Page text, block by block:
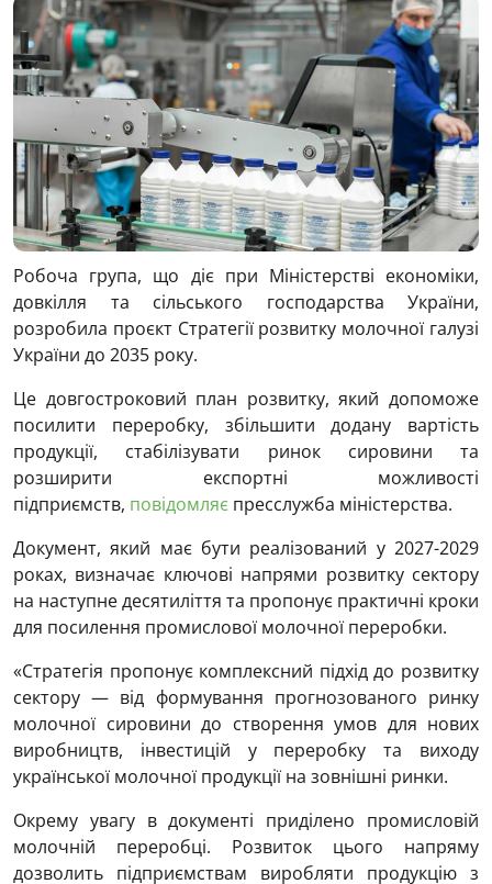
Робоча група, що діє при Міністерстві економіки,
довкілля та сільського господарства України,
розробила проєкт Стратегії розвитку молочної галузі
України до 2035 року.
Це довгостроковий план розвитку, який допоможе
посилити переробку, збільшити додану вартість
продукції, стабілізувати ринок сировини та
розширити експортні можливості
підприємств, повідомляє пресслужба міністерства.
Документ, який має бути реалізований у 2027-2029
роках, визначає ключові напрями розвитку сектору
на наступне десятиліття та пропонує практичні кроки
для посилення промислової молочної переробки.
«Стратегія пропонує комплексний підхід до розвитку
сектору — від формування прогнозованого ринку
молочної сировини до створення умов для нових
виробництв, інвестицій у переробку та виходу
української молочної продукції на зовнішні ринки.
Окрему увагу в документі приділено промисловій
молочній переробці. Розвиток цього напряму
дозволить підприємствам виробляти продукцію з